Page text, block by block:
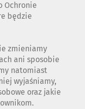
Ochronie
będzie
zmieniamy
ani sposobie
natomiast
wyjaśniamy,
oraz jakie